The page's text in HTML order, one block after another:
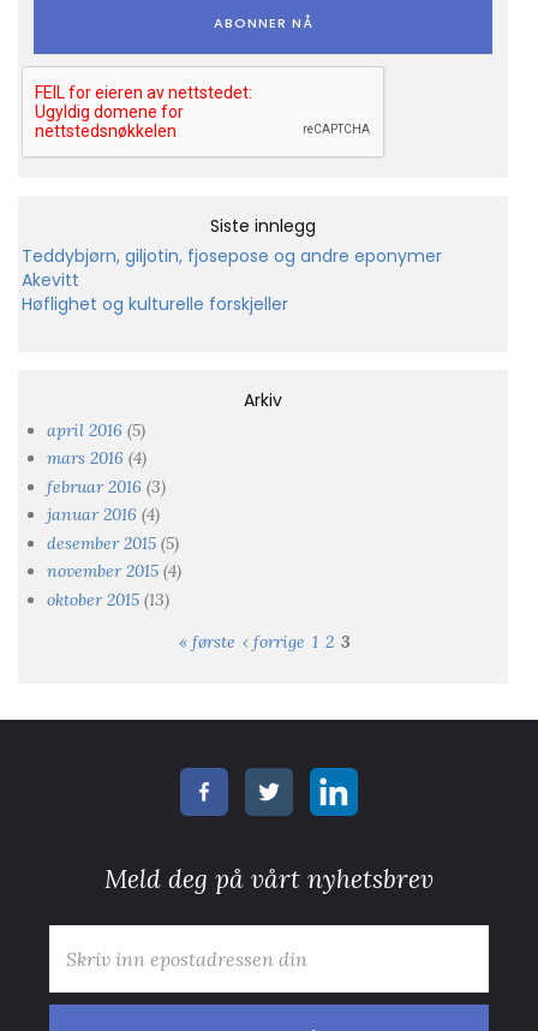
Siste innlegg
Teddybjørn, giljotin, fjosepose og andre eponymer
Akevitt
Høflighet og kulturelle forskjeller
Arkiv
april 2016 (5)
mars 2016 (4)
februar 2016 (3)
januar 2016 (4)
desember 2015 (5)
november 2015 (4)
oktober 2015 (13)
« første ‹ forrige 1 2 3
Meld deg på vårt nyhetsbrev